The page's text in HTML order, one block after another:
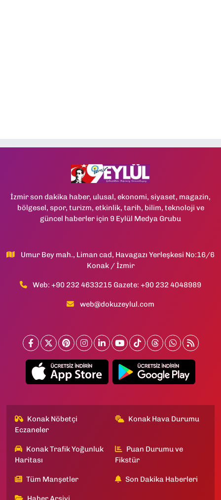
İzmir son dakika haber, ulusal, ekonomi, siyaset, magazin,
bölgesel, spor, turizm, etkinlik, tarih, bilim, teknoloji ve
güncel haberler için 9 Eylül Medya Grubu
Umur Bey mah., Liman cad, Havagazı Yerleşkesi No:16/6
Konak / İzmir
Web: +90 232 4633215 Gazete: +90 232 4048989
web@dokuzeylul.com
Konak Nöbetçi
Eczaneler
Konak Hava Durumu
Konak Trafik Yoğunluk
Haritası
Puan Durumu ve
Fikstür
Tüm Manşetler Son Dakika Haberleri